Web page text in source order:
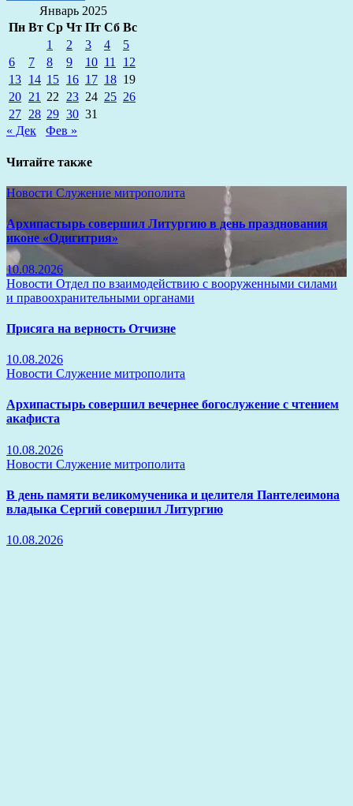
Январь 2025
Пн Вт Ср Чт Пт Сб Вс
1
2 3 4
5
6
7 8 9 10 11
12
13 14 15 16 17 18 19
20 21 22 23 24 25 26
27 28 29 30 31
« Дек
Фев »
Читайте также
Новости Служение митрополита
Архипастырь совершил Литургию в день празднования
иконе «Одигитрия»
10.08.2026
Новости Отдел по взаимодействию с вооруженными силами
и правоохранительными органами
Присяга на верность Отчизне
10.08.2026
Новости Служение митрополита
Архипастырь совершил вечернее богослужение с чтением
акафиста
10.08.2026
Новости Служение митрополита
В день памяти великомученика и целителя Пантелеимона
владыка Сергий совершил Литургию
10.08.2026